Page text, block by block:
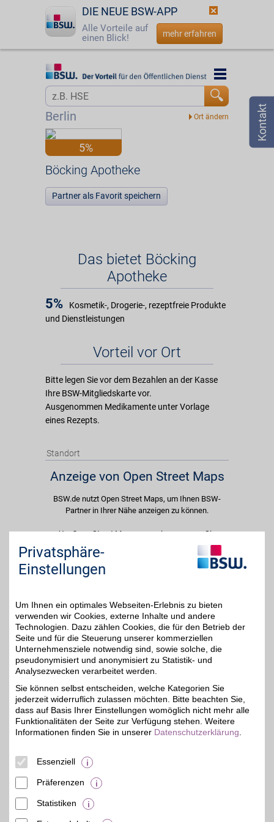
DIE NEUE BSW-APP
Alle Vorteile auf
einen Blick!
mehr erfahren
Startseite
Login
Berlin
Startseite
5%
Böcking Apotheke
Partner als Favorit speichern
Das bietet Böcking
Apotheke
5%
Kosmetik-, Drogerie-, rezeptfreie Produkte
und Dienstleistungen
Vorteil vor Ort
Bitte legen Sie vor dem Bezahlen an der Kasse
Ihre BSW-Mitgliedskarte vor.
Ausgenommen Medikamente unter Vorlage
eines Rezepts.
Standort
Anzeige von Open Street Maps
BSW.de nutzt Open Street Maps, um Ihnen BSW-
Partner in Ihrer Nähe anzeigen zu können.
Um Open Street Maps anzuzeigen passen Sie
bitte Ihre Cookie-Einstellungen an und erlauben
Sie "Externe Inhalte". Diese Auswahl können Sie
jederzeit über die Cookie-Einstellungen im
unteren Seitenbereich ändern.
Einstellungen anpassen
Adresse
Böckingstr. 54-56
51063 Köln
Privatsphäre-
Einstellungen
Um Ihnen ein optimales Webseiten-Erlebnis zu bieten
verwenden wir Cookies, externe Inhalte und andere
Technologien. Dazu zählen Cookies, die für den Betrieb der
Seite und für die Steuerung unserer kommerziellen
Unternehmensziele notwendig sind, sowie solche, die
pseudonymisiert und anonymisiert zu Statistik- und
Analysezwecken verarbeitet werden.
Sie können selbst entscheiden, welche Kategorien Sie
jederzeit widerruflich zulassen möchten. Bitte beachten Sie,
dass auf Basis Ihrer Einstellungen womöglich nicht mehr alle
Funktionalitäten der Seite zur Verfügung stehen. Weitere
Informationen finden Sie in unserer Datenschutzerklärung
Essenziell
Präferenzen
Statistiken